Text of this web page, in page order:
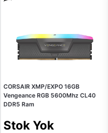
CORSAIR XMP/EXPO 16GB
Vengeance RGB 5600Mhz CL40
DDR5 Ram
Stok Yok